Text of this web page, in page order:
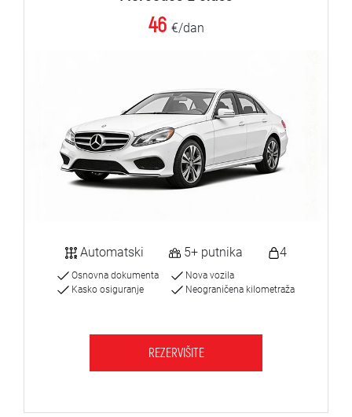
46 €/dan
Automatski 5+ putnika 4
Osnovna dokumenta
Kasko osiguranje
Nova vozila
Neograničena kilometraža
REZERVIŠITE